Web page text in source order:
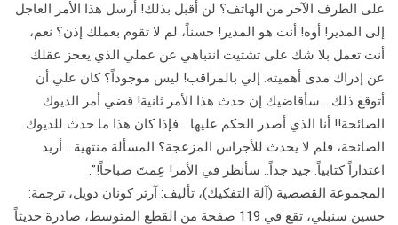
على الطرف الآخر من الهاتف؟ لن أقبل بذلك! أرسل هذا الأمر العاجل
إلى المدير! أوه! أنت هو المدير! حسناً، لم لا تقوم بعملك إذن؟ نعم،
أنت تعمل بلا شك على تشتيت انتباهي عن عملي الذي يعجز عقلك
عن إدراك مدى أهميته. إلي بالمراقب! ليس موجوداً؟ كان علي أن
أتوقع ذلك… سأقاضيك إن حدث هذا الأمر ثانية! قضي أمر الديوك
الصائحة!! أنا الذي أصدر الحكم عليها… فإذا كان هذا ما حدث للديوك
الصائحة، فلم لا يحدث للأجراس المزعجة؟ المسألة منتهية… أريد
اعتذاراً كتابياً. جيد جداً.. سأنظر في الأمر! عِمتَ صباحاً!”.
المجموعة القصصية (آلة التفكيك)، تأليف: آرثر كونان دويل، ترجمة:
حسين سنبلي، تقع في 119 صفحة من القطع المتوسط، صادرة حديثاً